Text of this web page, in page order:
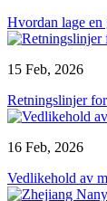
Hvordan lage
15 Feb, 2026
Retningslinjer
16 Feb, 2026
Vedlikehold av